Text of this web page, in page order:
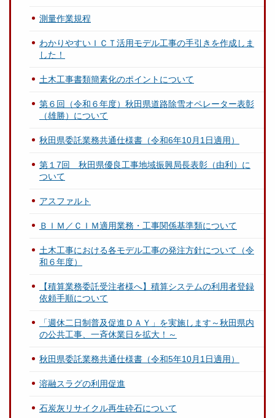
測量作業規程
わかりやすいＩＣＴ活用モデル工事の手引きを作成しま
した！
土木工事書類簡素化のポイントについて
第６回（令和６年度）秋田県道路除雪オペレーター表彰
（雄勝）について
秋田県委託業務共通仕様書（令和6年10月1日適用）
第１7回 秋田県優良工事地域振興局長表彰（由利）に
ついて
アスファルト
ＢＩＭ／ＣＩＭ適用業務・工事関係基準類について
土木工事における各モデル工事の発注方針について（令
和６年度）
【積算業務委託受注者様へ】積算システムの利用者登録
依頼手順について
「週休二日制普及促進ＤＡＹ」を実施します～秋田県内
の公共工事、一斉休業日を拡大！～
秋田県委託業務共通仕様書（令和5年10月1日適用）
溶融スラグの利用促進
石炭灰リサイクル再生砕石について